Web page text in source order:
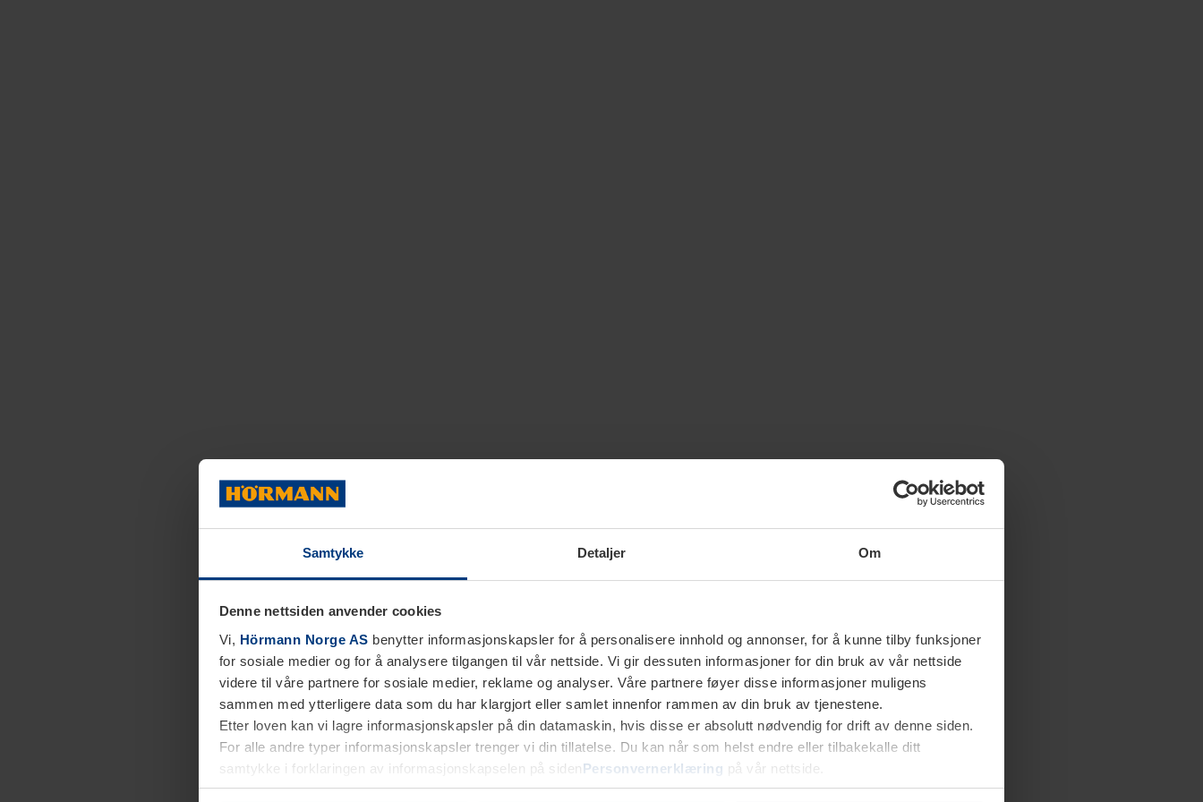
Samtykke Detaljer Om
Denne nettsiden anvender cookies
Vi, Hörmann Norge AS benytter informasjonskapsler for å personalisere innhold og annonser, for å kunne tilby funksjoner
for sosiale medier og for å analysere tilgangen til vår nettside. Vi gir dessuten informasjoner for din bruk av vår nettside
videre til våre partnere for sosiale medier, reklame og analyser. Våre partnere føyer disse informasjoner muligens
sammen med ytterligere data som du har klargjort eller samlet innenfor rammen av din bruk av tjenestene.
Etter loven kan vi lagre informasjonskapsler på din datamaskin, hvis disse er absolutt nødvendig for drift av denne siden.
For alle andre typer informasjonskapsler trenger vi din tillatelse. Du kan når som helst endre eller tilbakekalle ditt
samtykke i forklaringen av informasjonskapselen på sidenPersonvernerklæring på vår nettside.